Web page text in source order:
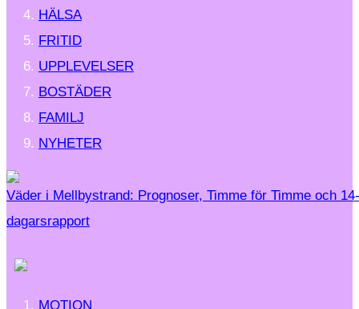
HÄLSA
FRITID
UPPLEVELSER
BOSTÄDER
FAMILJ
NYHETER
Väder i Mellbystrand: Prognoser, Timme för Timme och 14-
dagarsrapport
MOTION